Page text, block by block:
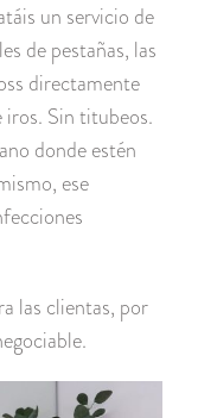
un servicio de
de pestañas, las
directamente
iros. Sin titubeos.
donde estén
ese
las clientas, por